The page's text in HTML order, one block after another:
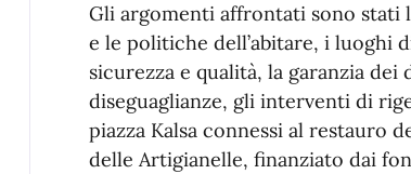
Gli argomenti affrontati sono stati
e le politiche dell’abitare, i luoghi
sicurezza e qualità, la garanzia
diseguaglianze, gli interventi di
piazza Kalsa connessi al restauro
delle Artigianelle, finanziato dai